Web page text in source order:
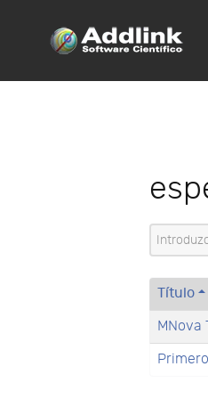
Título
MNova